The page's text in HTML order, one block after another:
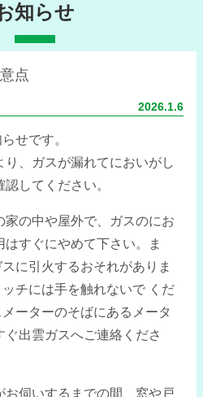
知らせ
点
2026.1.6
せです。
り、ガスが漏れてにおいがし
してください。
家の中や屋外で、ガスのにお
はすぐにやめて下さい。ま
に引火するおそれがありま
チには手を触れないで くだ
ーターのそばにあるメータ
ぐ出雲ガスへご連絡くださ
お伺いするまでの間、窓や戸